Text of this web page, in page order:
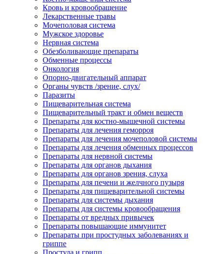
Кровь и кровообращение
Лекарственные травы
Мочеполовая система
Мужское здоровье
Нервная система
Обезболивающие препараты
Обменные процессы
Онкология
Опорно-двигательный аппарат
Органы чувств /зрение, слух/
Паразиты
Пищеварительная система
Пищеварительный тракт и обмен веществ
Препараты для костно-мышечной системы
Препараты для лечения геморроя
Препараты для лечения мочеполовой системы
Препараты для лечения обменных процессов
Препараты для нервной системы
Препараты для органов дыхания
Препараты для органов зрения, слуха
Препараты для печени и желчного пузыря
Препараты для пищеварительной системы
Препараты для системы дыхания
Препараты для системы кровообращения
Препараты от вредных привычек
Препараты повышающие иммунитет
Препараты при простудных заболеваниях и
гриппе
Простуда и грипп